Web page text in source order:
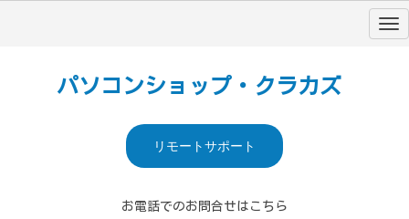
パソコンショップ・クラカズ
リモートサポート
お電話でのお問合せはこちら